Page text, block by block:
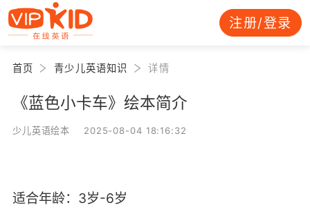
注册/登录
首页 青少儿英语知识 详情
《蓝色小卡车》绘本简介
少儿英语绘本 2025-08-04 18:16:32
适合年龄：3岁-6岁